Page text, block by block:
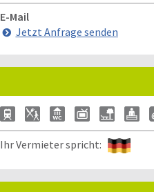
E-Mail
Jetzt Anfrage senden
Ihr Vermieter spricht: